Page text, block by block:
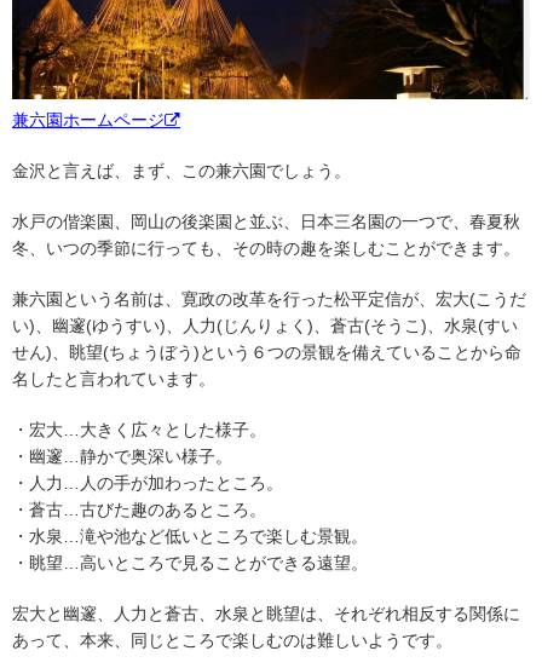
兼六園ホームページ
金沢と言えば、まず、この兼六園でしょう。
水戸の偕楽園、岡山の後楽園と並ぶ、日本三名園の一つで、春夏秋
冬、いつの季節に行っても、その時の趣を楽しむことができます。
兼六園という名前は、寛政の改革を行った松平定信が、宏大(こうだ
い)、幽邃(ゆうすい)、人力(じんりょく)、蒼古(そうこ)、水泉(すい
せん)、眺望(ちょうぼう)という６つの景観を備えていることから命
名したと言われています。
・宏大…大きく広々とした様子。
・幽邃…静かで奥深い様子。
・人力…人の手が加わったところ。
・蒼古…古びた趣のあるところ。
・水泉…滝や池など低いところで楽しむ景観。
・眺望…高いところで見ることができる遠望。
宏大と幽邃、人力と蒼古、水泉と眺望は、それぞれ相反する関係に
あって、本来、同じところで楽しむのは難しいようです。